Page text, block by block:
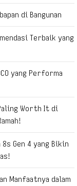
di Bangunan
Terbaik yang
yang Performa
Worth It di
Gen 4 yang Bikin
Manfaatnya dalam